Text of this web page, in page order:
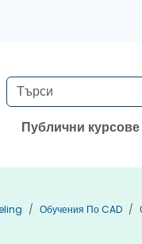
Публични курсове
Обучения По CAD